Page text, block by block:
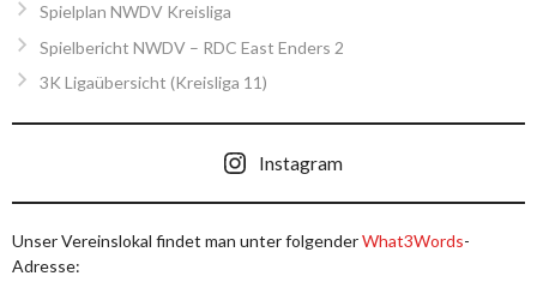
Spielplan NWDV Kreisliga
Spielbericht NWDV – RDC East Enders 2
3K Ligaübersicht (Kreisliga 11)
Instagram
Unser Vereinslokal findet man unter folgenderWhat3Words-
Adresse: